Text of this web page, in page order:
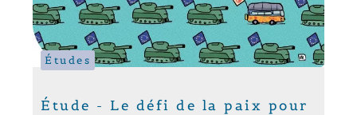
Études
Étude - Le défi de la paix pour